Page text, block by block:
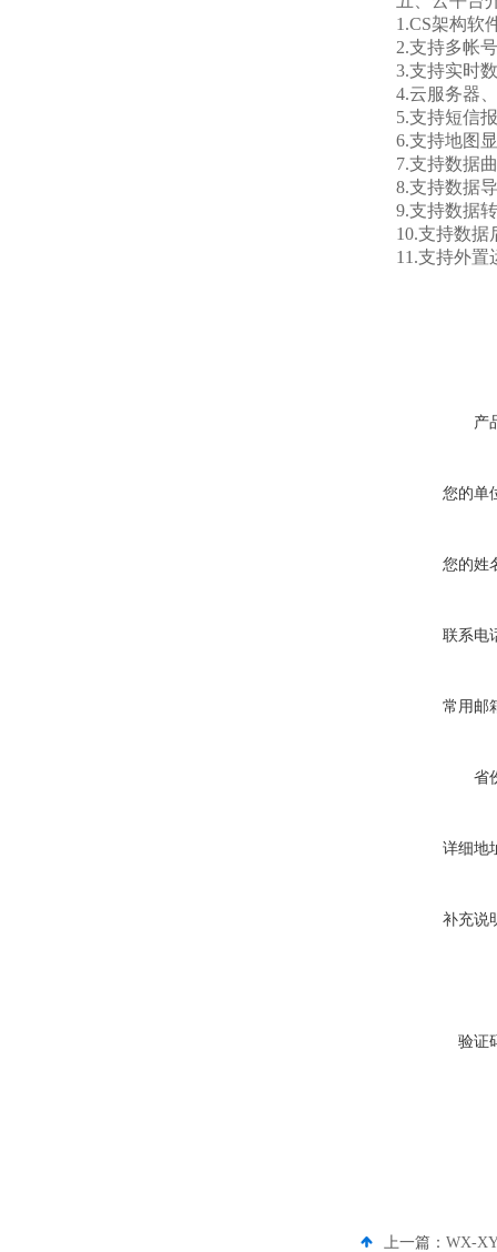
1.CS架构软件
2.支持多帐号
3.支持实时数
4.云服务器、
5.支持短信报
6.支持地图显
7.支持数据曲
8.支持数据导
9.支持数据转
10.支持数据
11.支持外置运
产
您的单
您的姓
联系电
常用邮
省
详细地
补充说
验证
上一篇： WX-